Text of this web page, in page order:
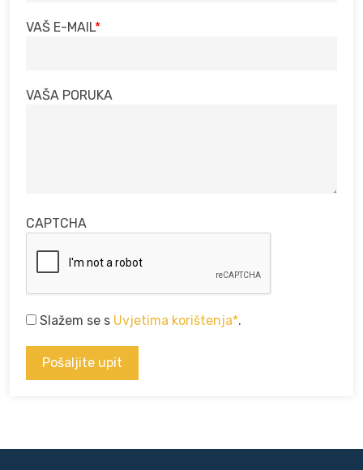
VAŠ E-MAIL
VAŠA PORUKA
CAPTCHA
Slažem se s Uvjetima korištenja*.